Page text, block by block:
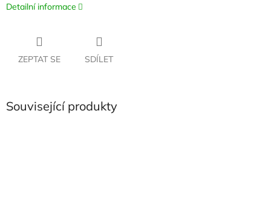
Detailní informace
ZEPTAT SE SDÍLET
Související produkty